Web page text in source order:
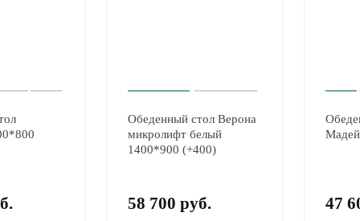
Обеденный стол Верона
микролифт белый
1400*900 (+400)
58 700 руб. 47